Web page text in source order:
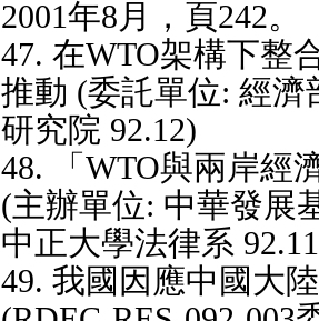
2001年8月，頁242。
47. 在WTO架構下整
推動 (委託單位: 經
研究院 92.12)
48. 「WTO與兩岸經
(主辦單位: 中華發展
中正大學法律系
49. 我國因應中國大